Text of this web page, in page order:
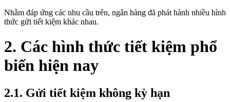
Nhằm đáp ứng các nhu cầu trên, ngân hàng đã phát hành nhiều hình
thức gửi tiết kiệm khác nhau.
2. Các hình thức tiết kiệm phổ
biến hiện nay
2.1. Gửi tiết kiệm không kỳ hạn